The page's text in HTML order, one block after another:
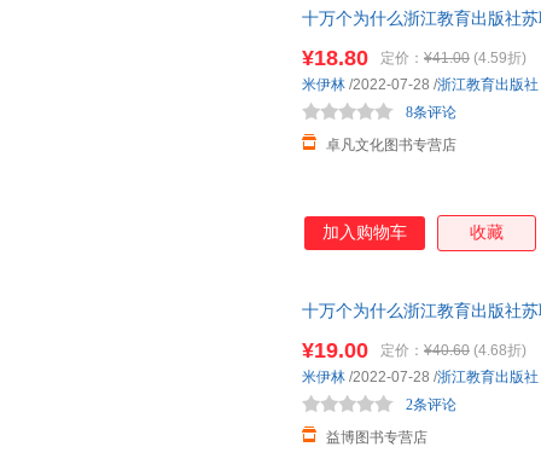
十万个为什么浙江教育出版社
¥18.80 定价： ¥41.00 (4.59折)
卓凡文化图书专营店
8条评论
米伊林 /2022-07-28 /浙江教育出版社
加入购物车 收藏
十万个为什么浙江教育出版社
¥19.00 定价： ¥40.60 (4.68折)
益博图书专营店
2条评论
米伊林 /2022-07-28 /浙江教育出版社